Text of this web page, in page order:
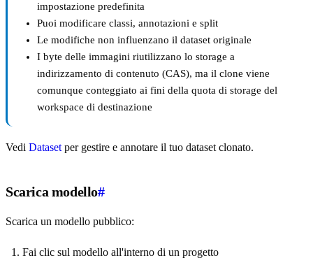
impostazione predefinita
Puoi modificare classi, annotazioni e split
Le modifiche non influenzano il dataset originale
I byte delle immagini riutilizzano lo storage a
indirizzamento di contenuto (CAS), ma il clone viene
comunque conteggiato ai fini della quota di storage del
workspace di destinazione
Vedi Dataset per gestire e annotare il tuo dataset clonato.
Scarica modello#
Scarica un modello pubblico:
Fai clic sul modello all'interno di un progetto